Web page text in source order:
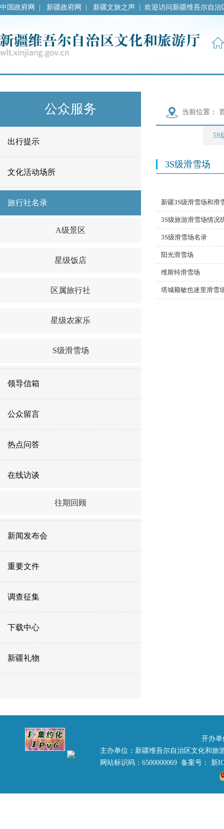
中国政府网 新疆政府网 新疆文旅之声 欢迎访问新疆维吾尔自
公众服务
出行提示
文化活动场所
旅行社名录
A级景区
星级饭店
区属旅行社
星级农家乐
S级滑雪场
领导信箱
公众留言
热点问答
在线访谈
往期回顾
新闻发布会
重要文件
调查征集
下载中心
新疆礼物
当前位置：
5S
3S级滑雪场
新疆3S级滑雪场和滑
3S级旅游滑雪场情况
3S级滑雪场名录
阳光滑雪场
维斯特滑雪场
塔城额敏也迷里滑雪
开办单
主办单位：新疆维吾尔自治区文化和
网站标识码：6500000069 备案号： 新